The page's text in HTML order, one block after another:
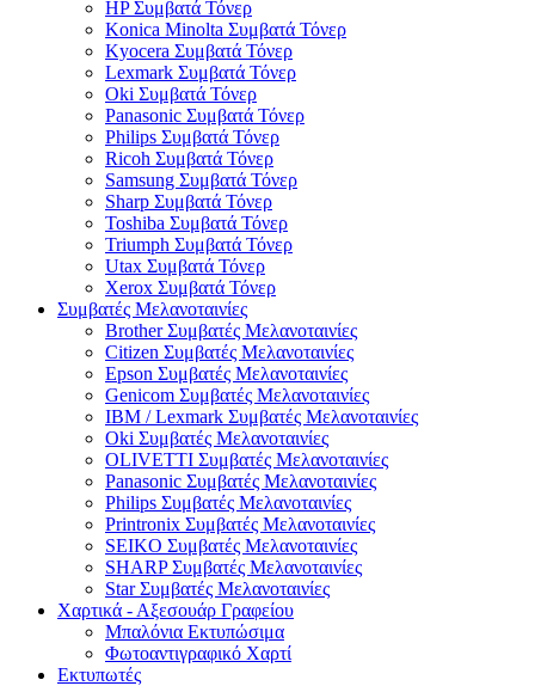
HP Συμβατά Τόνερ
Konica Minolta Συμβατά Τόνερ
Kyocera Συμβατά Τόνερ
Lexmark Συμβατά Τόνερ
Oki Συμβατά Τόνερ
Panasonic Συμβατά Τόνερ
Philips Συμβατά Τόνερ
Ricoh Συμβατά Τόνερ
Samsung Συμβατά Τόνερ
Sharp Συμβατά Τόνερ
Toshiba Συμβατά Τόνερ
Triumph Συμβατά Τόνερ
Utax Συμβατά Τόνερ
Xerox Συμβατά Τόνερ
Συμβατές Μελανοταινίες
Brother Συμβατές Μελανοταινίες
Citizen Συμβατές Μελανοταινίες
Epson Συμβατές Μελανοταινίες
Genicom Συμβατές Μελανοταινίες
IBM / Lexmark Συμβατές Μελανοταινίες
Oki Συμβατές Μελανοταινίες
OLIVETTI Συμβατές Μελανοταινίες
Panasonic Συμβατές Μελανοταινίες
Philips Συμβατές Μελανοταινίες
Printronix Συμβατές Μελανοταινίες
SEIKO Συμβατές Μελανοταινίες
SHARP Συμβατές Μελανοταινίες
Star Συμβατές Μελανοταινίες
Χαρτικά - Αξεσουάρ Γραφείου
Μπαλόνια Εκτυπώσιμα
Φωτοαντιγραφικό Χαρτί
Εκτυπωτές